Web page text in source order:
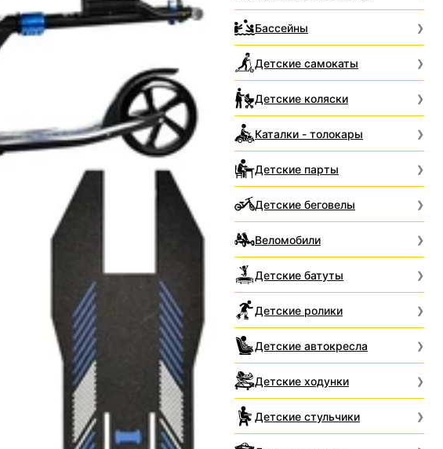
Бассейны
Детские самокаты
Детские коляски
Каталки - толокары
Детские парты
Детские беговелы
Веломобили
Детские батуты
Детские ролики
Детские автокресла
Детские ходунки
Детские стульчики